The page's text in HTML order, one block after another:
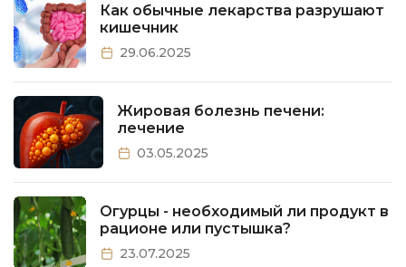
Как обычные лекарства разрушают
кишечник
29.06.2025
Жировая болезнь печени:
лечение
03.05.2025
Огурцы - необходимый ли продукт в
рационе или пустышка?
23.07.2025